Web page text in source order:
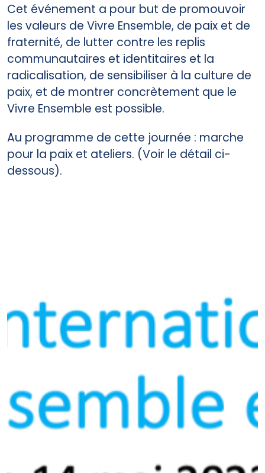
Cet événement a pour but de promouvoir
les valeurs de Vivre Ensemble, de paix et de
fraternité, de lutter contre les replis
communautaires et identitaires et la
radicalisation, de sensibiliser à la culture de
paix, et de montrer concrètement que le
Vivre Ensemble est possible.
Au programme de cette journée : marche
pour la paix et ateliers. (Voir le détail ci-
dessous).